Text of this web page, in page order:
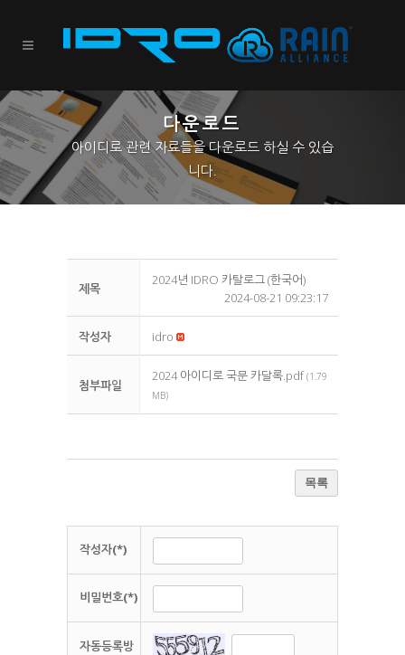
다운로드
아이디로 관련 자료들을 다운로드 하실 수 있습
니다.
제목
2024년 IDRO 카탈로그 (한국어)
2024-08-21 09:23:17
작성자 idro
첨부파일
2024 아이디로 국문 카달록.pdf(1.79
MB)
목록
작성자(*)
비밀번호(*)
자동등록방